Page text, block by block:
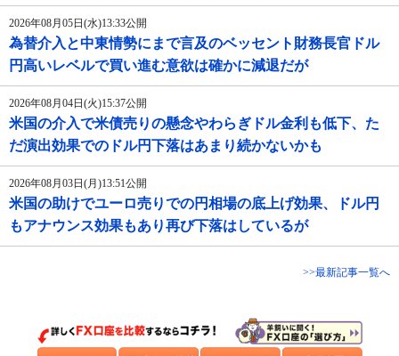
2026年08月05日(水)13:33公開
為替介入と中東情勢にまで言及のベッセント財務長官ドル
円高いレベルで買い進む意欲は確かに減退だが
2026年08月04日(火)15:37公開
米国の介入で米債売りの懸念やわらぎドル金利も低下、た
だ演出効果でのドル円下落はあまり続かないかも
2026年08月03日(月)13:51公開
米国の助けでユーロ売りでの円相場の底上げ効果、ドル円
もアナウンス効果もあり再び下落はしているが
>>最新記事一覧へ